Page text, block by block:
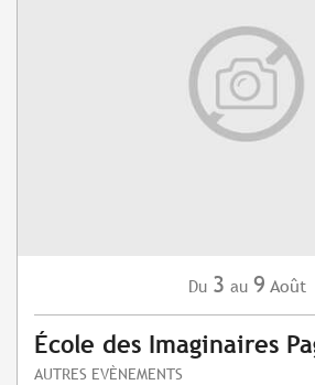
Du 3 au 9 Août
École des Imaginaires
AUTRES EVÈNEMENTS